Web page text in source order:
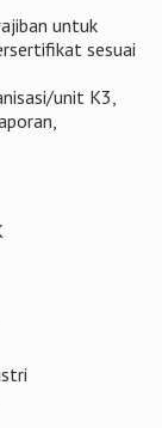
untuk
sesuai
unit K3,